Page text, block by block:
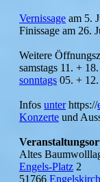
Vernissage am 5.
Finissage am 26.
Weitere
samstags 11. +
sonntags 05. +
Infos unterhttps://
Konzerte und
Altes
Engels-Platz 2
51766